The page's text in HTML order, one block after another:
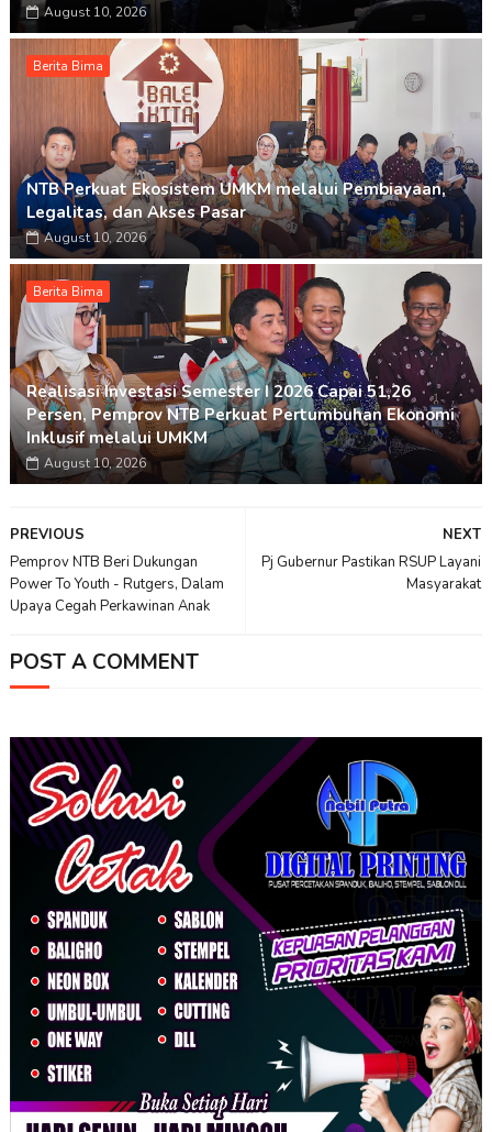
August 10, 2026
Berita Bima
NTB Perkuat Ekosistem UMKM melalui Pembiayaan,
Legalitas, dan Akses Pasar
August 10, 2026
Berita Bima
Realisasi Investasi Semester I 2026 Capai 51,26
Persen, Pemprov NTB Perkuat Pertumbuhan Ekonomi
Inklusif melalui UMKM
August 10, 2026
NEXT
Pj Gubernur Pastikan RSUP Layani
Masyarakat
PREVIOUS
Pemprov NTB Beri Dukungan
Power To Youth - Rutgers, Dalam
Upaya Cegah Perkawinan Anak
POST A COMMENT